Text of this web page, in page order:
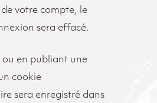
votre compte, le
sera effacé.
en publiant une
cookie
sera enregistré dans